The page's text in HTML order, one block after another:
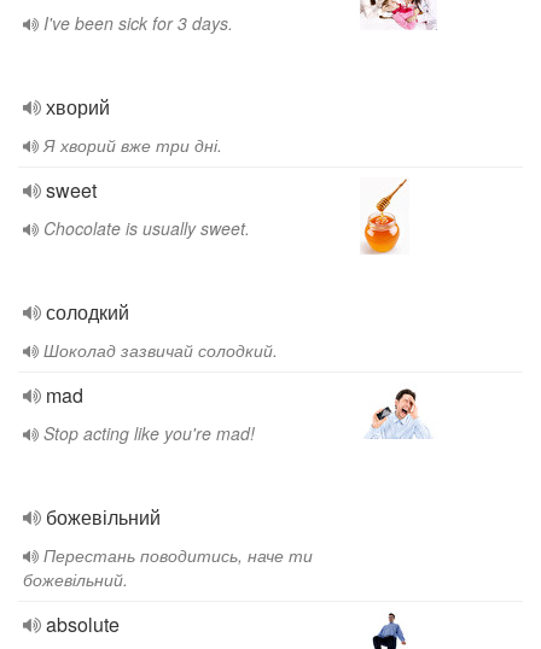
I've been sick for 3 days.
хворий
Я хворий вже три дні.
sweet
Chocolate is usually sweet.
солодкий
Шоколад зазвичай солодкий.
mad
Stop acting like you're mad!
божевільний
Перестань поводитись, наче ти
божевільний.
absolute